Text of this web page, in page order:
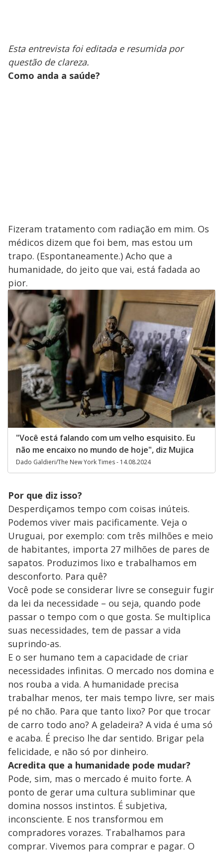
Esta entrevista foi editada e resumida por
questão de clareza.
Como anda a saúde?
Fizeram tratamento com radiação em mim. Os
médicos dizem que foi bem, mas estou um
trapo. (Espontaneamente.) Acho que a
humanidade, do jeito que vai, está fadada ao
pior.
"Você está falando com um velho esquisito. Eu
não me encaixo no mundo de hoje", diz Mujica
Dado Galdieri/The New York Times - 14.08.2024
Por que diz isso?
Desperdiçamos tempo com coisas inúteis.
Podemos viver mais pacificamente. Veja o
Uruguai, por exemplo: com três milhões e meio
de habitantes, importa 27 milhões de pares de
sapatos. Produzimos lixo e trabalhamos em
desconforto. Para quê?
Você pode se considerar livre se conseguir fugir
da lei da necessidade – ou seja, quando pode
passar o tempo com o que gosta. Se multiplica
suas necessidades, tem de passar a vida
suprindo-as.
E o ser humano tem a capacidade de criar
necessidades infinitas. O mercado nos domina e
nos rouba a vida. A humanidade precisa
trabalhar menos, ter mais tempo livre, ser mais
pé no chão. Para que tanto lixo? Por que trocar
de carro todo ano? A geladeira? A vida é uma só
e acaba. É preciso lhe dar sentido. Brigar pela
felicidade, e não só por dinheiro.
Acredita que a humanidade pode mudar?
Pode, sim, mas o mercado é muito forte. A
ponto de gerar uma cultura subliminar que
domina nossos instintos. É subjetiva,
inconsciente. E nos transformou em
compradores vorazes. Trabalhamos para
comprar. Vivemos para comprar e pagar. O